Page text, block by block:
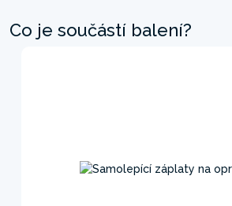
Co je součástí balení?